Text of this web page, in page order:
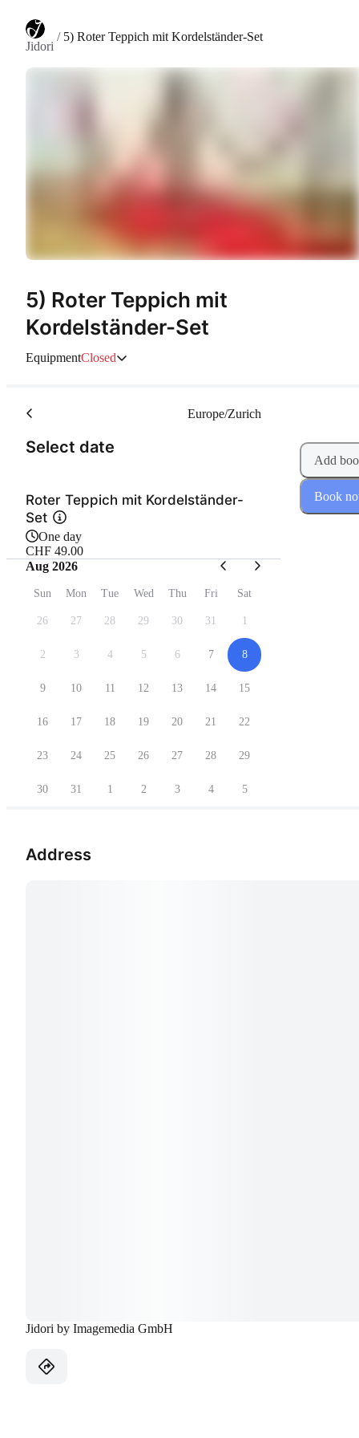
Jidori
/ 5) Roter Teppich mit Kordelständer-Set
5) Roter Teppich mit
Kordelständer-Set
EquipmentClosed
Address
Jidori by Imagemedia GmbH
Select date
Europe/Zurich
Roter Teppich mit Kordelständer-
Set
One day
CHF 49.00
Aug 2026
Sun Mon Tue Wed Thu Fri Sat
26 27 28 29 30 31 1
2 3 4 5 6 7 8
9 10 11 12 13 14 15
16 17 18 19 20 21 22
23 24 25 26 27 28 29
30 31 1 2 3 4 5
Add
Book